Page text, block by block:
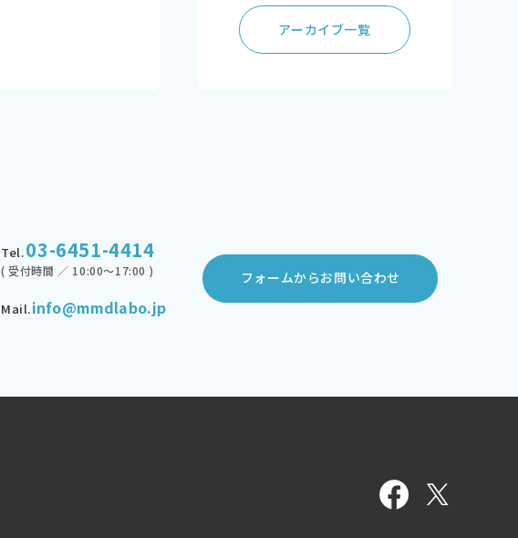
アーカイブ一覧
Tel.03-6451-4414
( 受付時間 ／ 10:00～17:00 )
Mail.info@mmdlabo.jp
フォームからお問い合わせ